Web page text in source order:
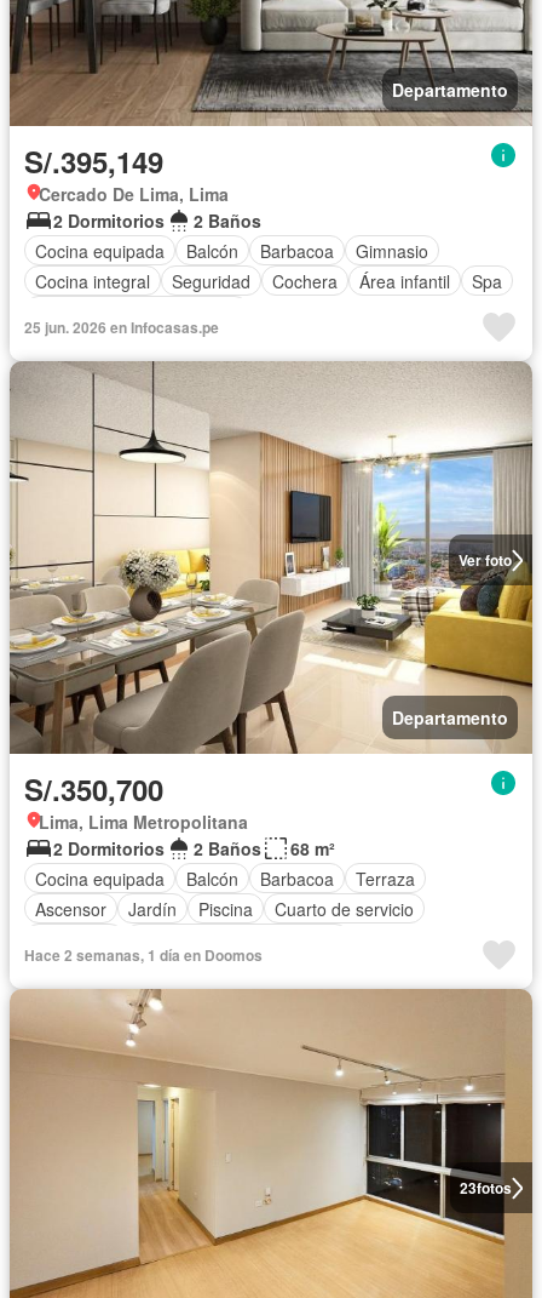
Departamento
S/.395,149
Cercado De Lima, Lima
2 Dormitorios
2 Baños
Cocina equipada
Balcón Barbacoa
Gimnasio
Cocina integral
Seguridad Cochera Área infantil
Spa
25 jun. 2026 en Infocasas.pe
Ver foto
Departamento
S/.350,700
Lima, Lima Metropolitana
2 Dormitorios
2 Baños
68 m²
Cocina equipada
Balcón Barbacoa
Terraza
Ascensor
Jardín Piscina
Cuarto de servicio
Hace 2 semanas, 1 día en Doomos
23fotos